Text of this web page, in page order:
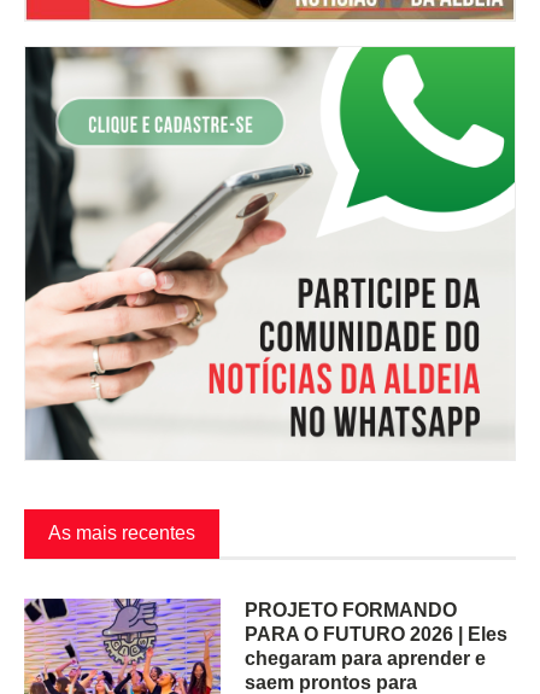
As mais recentes
PROJETO FORMANDO
PARA O FUTURO 2026 | Eles
chegaram para aprender e
saem prontos para